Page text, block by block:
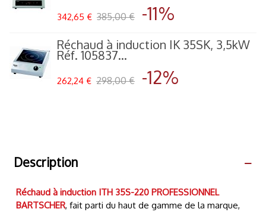
342,65 € 385,00 € -11%
Réchaud à induction IK 35SK, 3,5kW
Réf. 105837...
262,24 € 298,00 € -12%
Description
Réchaud à induction ITH 35S-220 PROFESSIONNEL
BARTSCHER, fait parti du haut de gamme de la marque,